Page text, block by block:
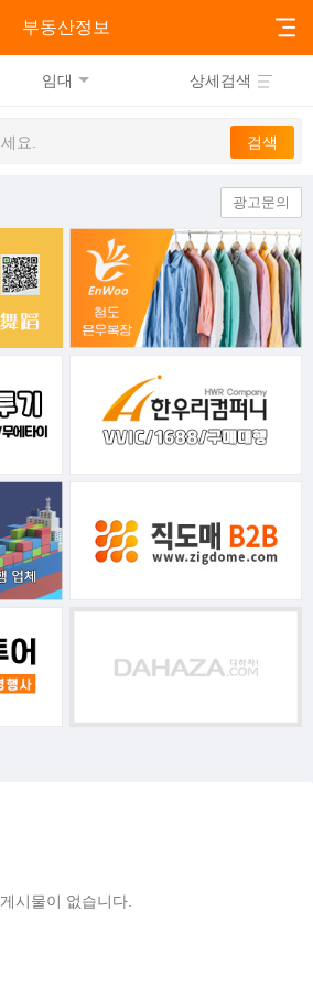
부동산정보
임대 상세검색
광고문의
게시물이 없습니다.